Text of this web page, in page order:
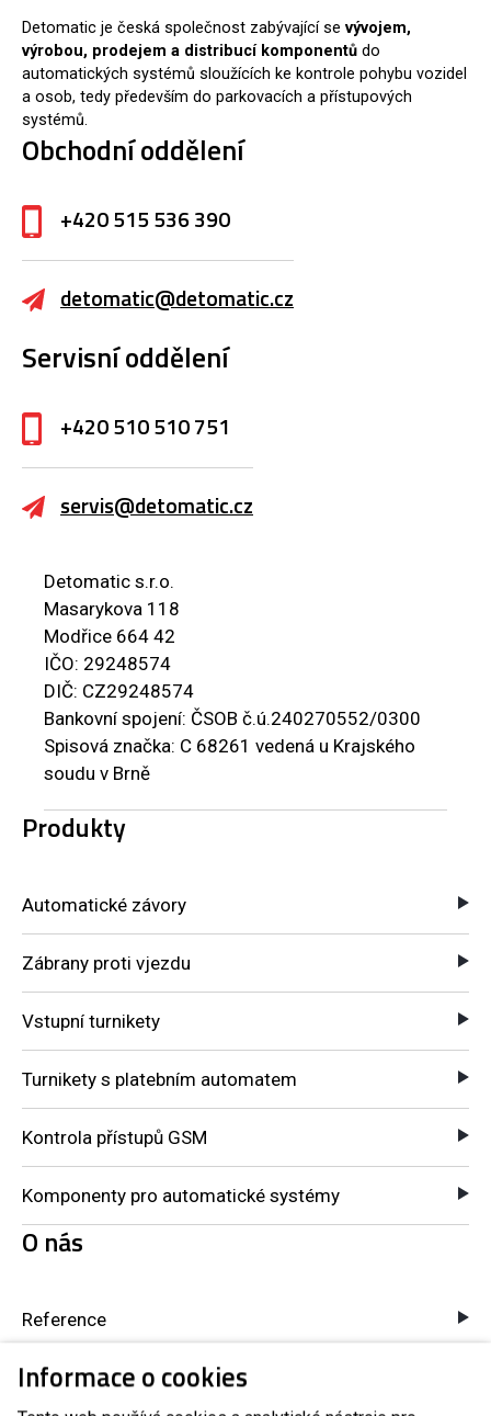
Detomatic je česká společnost zabývající se vývojem,
výrobou, prodejem a distribucí komponentů do
automatických systémů sloužících ke kontrole pohybu vozidel
a osob, tedy především do parkovacích a přístupových
systémů.
Obchodní oddělení
+420 515 536 390
detomatic@detomatic.cz
Servisní oddělení
+420 510 510 751
servis@detomatic.cz
Detomatic s.r.o.
Masarykova 118
Modřice 664 42
IČO: 29248574
DIČ: CZ29248574
Bankovní spojení: ČSOB č.ú.240270552/0300
Spisová značka: C 68261 vedená u Krajského
soudu v Brně
Produkty
Automatické závory
Zábrany proti vjezdu
Vstupní turnikety
Turnikety s platebním automatem
Kontrola přístupů GSM
Komponenty pro automatické systémy
O nás
Reference
Blog
Informace o cookies